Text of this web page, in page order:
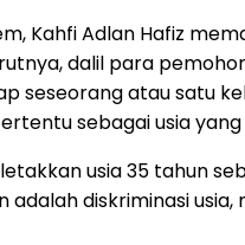
Kahfi Adlan Hafiz
dalil para
seseorang atau satu
sebagai usia
usia 35 tahun
adalah diskriminasi